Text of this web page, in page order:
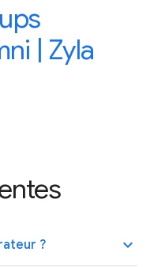
| Zyla
keyboard_arrow_up
?